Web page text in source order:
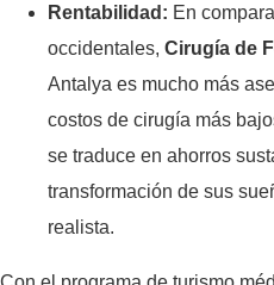
Rentabilidad: En
occidentales, Cirugía de
Antalya es mucho más
costos de cirugía más
se traduce en ahorros
transformación de sus
realista.